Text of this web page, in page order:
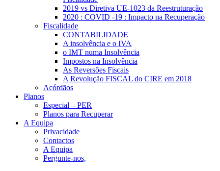
2019 vs Diretiva UE-1023 da Reestruturação
2020 : COVID -19 : Impacto na Recuperação
Fiscalidade
CONTABILIDADE
A insolvência e o IVA
o IMT numa Insolvência
Impostos na Insolvência
As Reversões Fiscais
A Revolução FISCAL do CIRE em 2018
Acórdãos
Planos
Especial – PER
Planos para Recuperar
A Equipa
Privacidade
Contactos
A Equipa
Pergunte-nos,